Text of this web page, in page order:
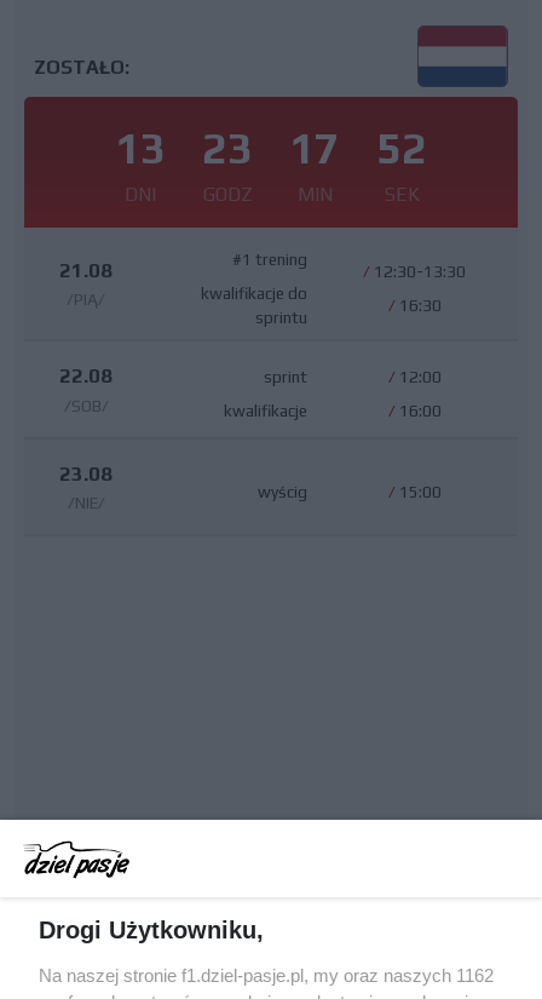
ZOSTAŁO:
13
DNI
23
GODZ
17
MIN
51
SEK
21.08
/PIĄ/
#1 trening
kwalifikacje do
sprintu
/ 12:30-13:30
/ 16:30
22.08
/SOB/
sprint
kwalifikacje
/ 12:00
/ 16:00
23.08
/NIE/
wyścig / 15:00
Drogi Użytkowniku,
Na naszej stronie f1.dziel-pasje.pl, my oraz naszych 1162